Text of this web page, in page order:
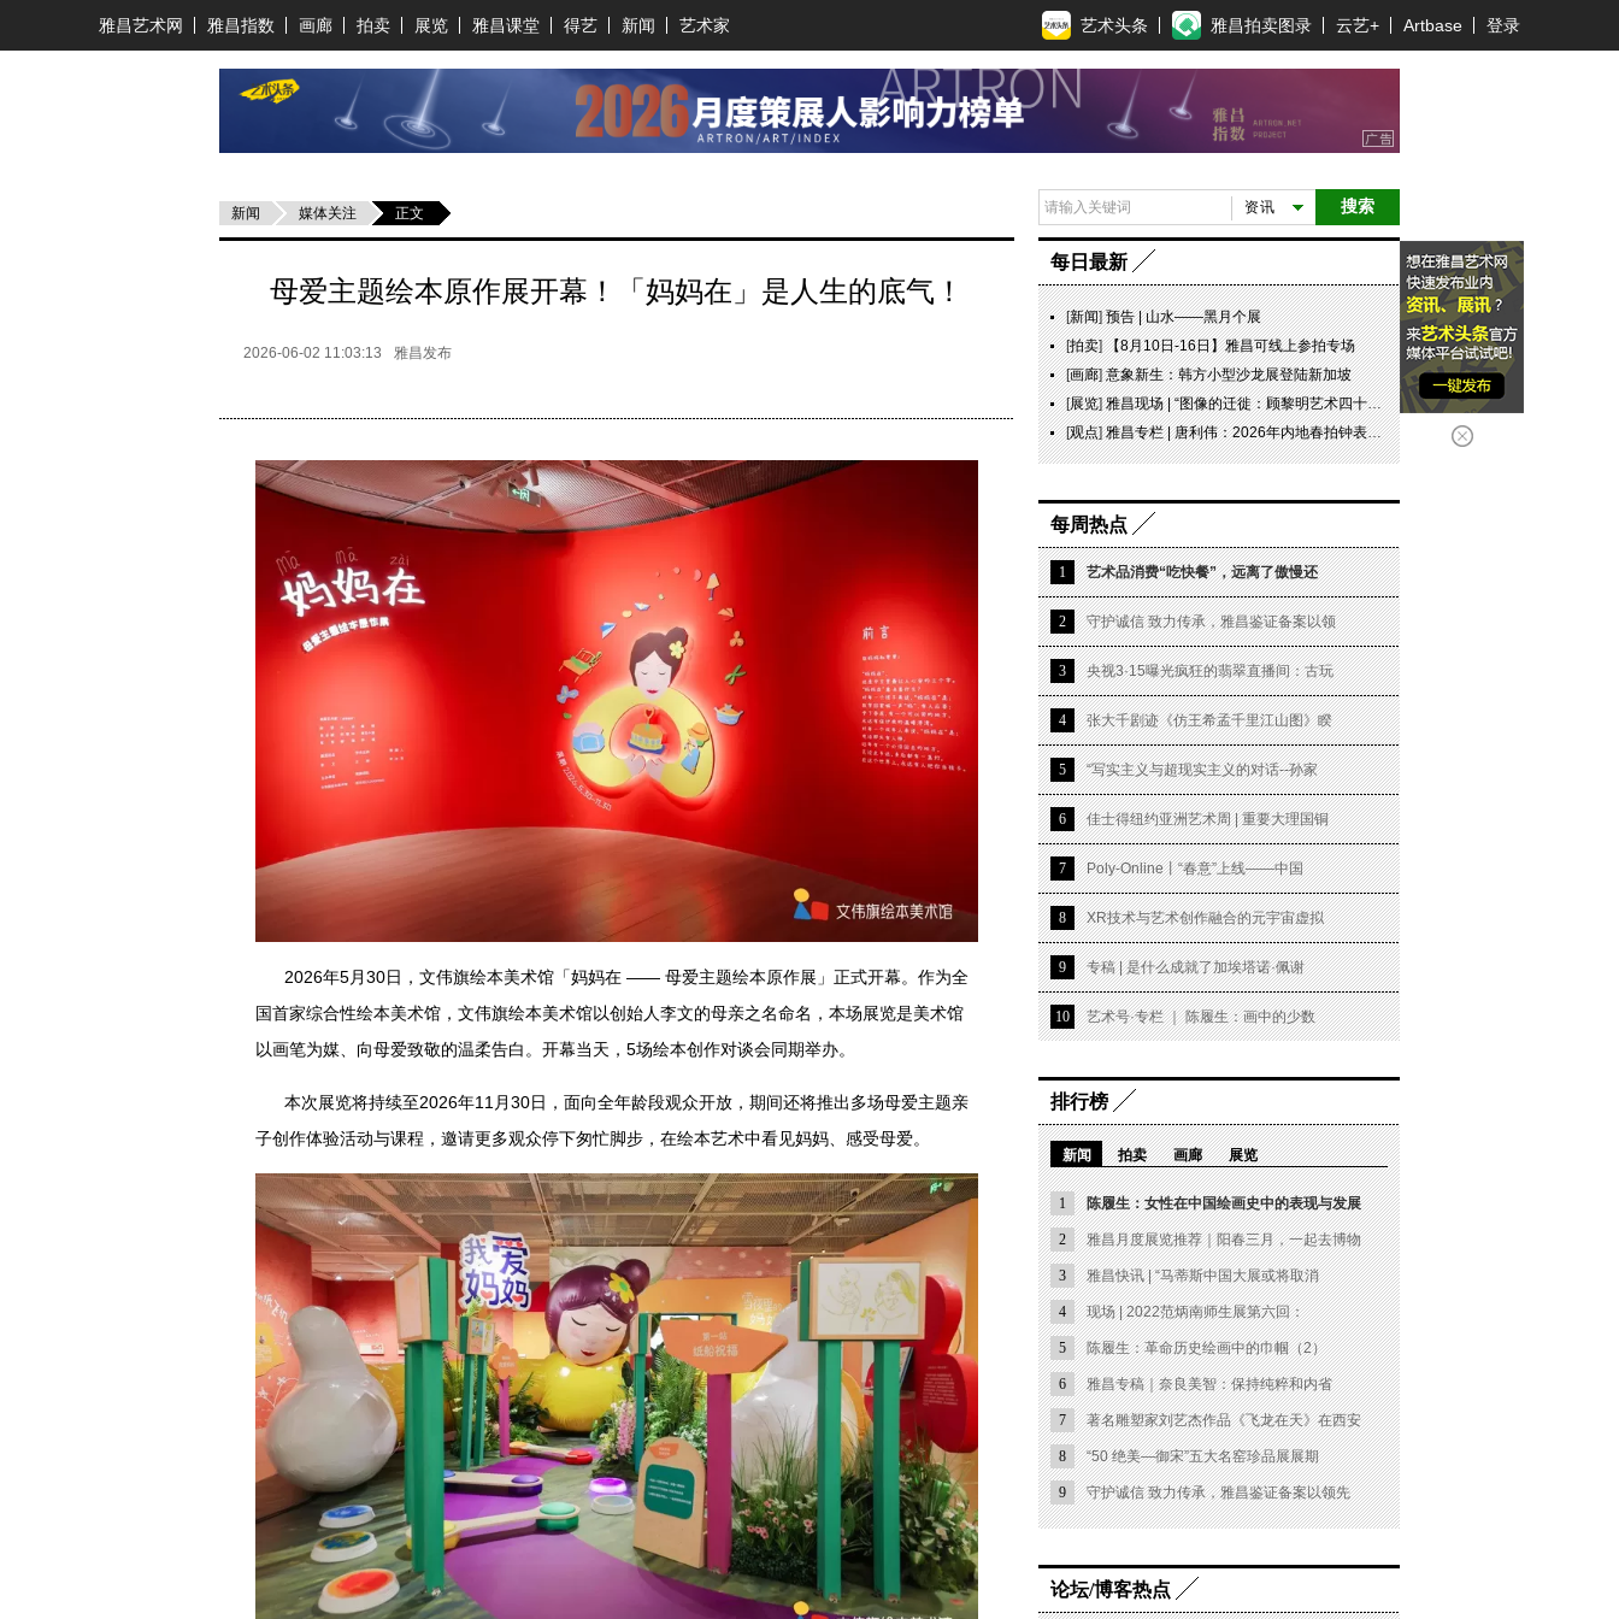
雅昌艺术网 雅昌指数 画廊 拍卖 展览 雅昌课堂 得艺 新闻 艺术家 艺术头条 雅昌拍卖图录 云艺+ Artbase 登录
新闻 媒体关注 正文
母爱主题绘本原作展开幕！「妈妈在」是人生的底气！
2026-06-02 11:03:13 雅昌发布
2026年5月30日，文伟旗绘本美术馆「妈妈在 —— 母爱主题绘本原作展」正式开幕。作为全
国首家综合性绘本美术馆，文伟旗绘本美术馆以创始人李文的母亲之名命名，本场展览是美术馆
以画笔为媒、向母爱致敬的温柔告白。开幕当天，5场绘本创作对谈会同期举办。
本次展览将持续至2026年11月30日，面向全年龄段观众开放，期间还将推出多场母爱主题亲
子创作体验活动与课程，邀请更多观众停下匆忙脚步，在绘本艺术中看见妈妈、感受母爱。
搜索
资讯
每日最新
[新闻]预告 | 山水——黑月个展
[拍卖]【8月10日-16日】雅昌可线上参拍专场
[画廊]意象新生：韩方小型沙龙展登陆新加坡
[展览]雅昌现场 | “图像的迁徙：顾黎明艺术四十年” 一场回望与再出发
[观点]雅昌专栏 | 唐利伟：2026年内地春拍钟表市场观察 赛道重构、圈层分化与收藏逻辑迭代
每周热点
1 艺术品消费“吃快餐”，远离了傲慢还
2 守护诚信 致力传承，雅昌鉴证备案以领
3 央视3·15曝光疯狂的翡翠直播间：古玩
4 张大千剧迹《仿王希孟千里江山图》睽
5 “写实主义与超现实主义的对话--孙家
6 佳士得纽约亚洲艺术周 | 重要大理国铜
7 Poly-Online丨“春意”上线——中国
8 XR技术与艺术创作融合的元宇宙虚拟
9 专稿 | 是什么成就了加埃塔诺·佩谢
10 艺术号·专栏 ｜ 陈履生：画中的少数
排行榜
新闻 拍卖 画廊 展览
1 陈履生：女性在中国绘画史中的表现与发展
2 雅昌月度展览推荐｜阳春三月，一起去博物
3 雅昌快讯 | “马蒂斯中国大展或将取消
4 现场 | 2022范炳南师生展第六回：
5 陈履生：革命历史绘画中的巾帼（2）
6 雅昌专稿｜奈良美智：保持纯粹和内省
7 著名雕塑家刘艺杰作品《飞龙在天》在西安
8 “50 绝美—御宋”五大名窑珍品展展期
9 守护诚信 致力传承，雅昌鉴证备案以领先
论坛/博客热点